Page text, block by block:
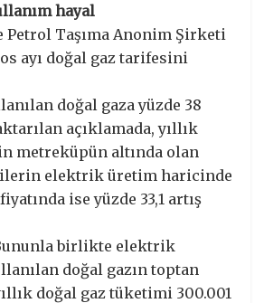
hayal
Petrol Taşıma Anonim Şirketi
ayı doğal gaz tarifesini
doğal gaza yüzde 38
açıklamada, yıllık
metreküpün altında olan
elektrik üretim haricinde
ise yüzde 33,1 artış
birlikte elektrik
doğal gazın toptan
doğal gaz tüketimi 300.001